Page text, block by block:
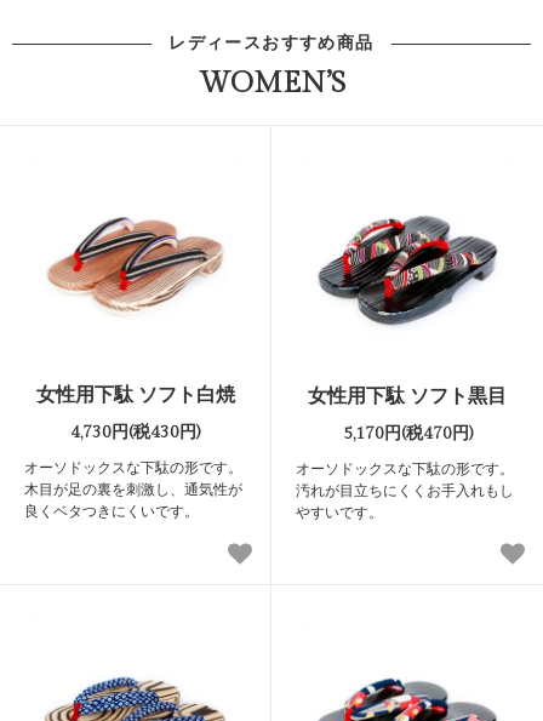
レディースおすすめ商品
WOMEN’S
女性用下駄 ソフト白焼
4,730円(税430円)
オーソドックスな下駄の形です。
木目が足の裏を刺激し、通気性が
良くベタつきにくいです。
女性用下駄 ソフト黒目
5,170円(税470円)
オーソドックスな下駄の形です。
汚れが目立ちにくくお手入れもし
やすいです。